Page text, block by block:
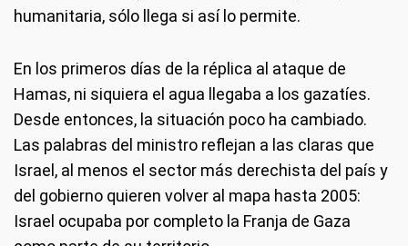
humanitaria, sólo llega si así lo permite.
En los primeros días de la réplica al ataque de
Hamas, ni siquiera el agua llegaba a los gazatíes.
Desde entonces, la situación poco ha cambiado.
Las palabras del ministro reflejan a las claras que
Israel, al menos el sector más derechista del país y
del gobierno quieren volver al mapa hasta 2005:
Israel ocupaba por completo la Franja de Gaza